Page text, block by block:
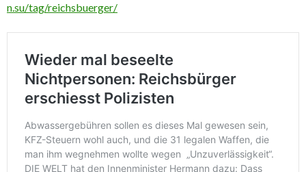
n.su/tag/reichsbuerger/